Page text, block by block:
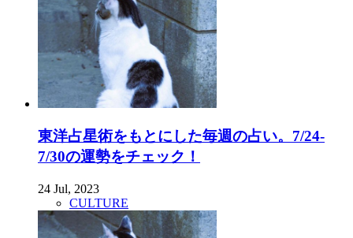
東洋占星術をもとにした毎週の占い。7/24-
7/30の運勢をチェック！
24 Jul, 2023
CULTURE